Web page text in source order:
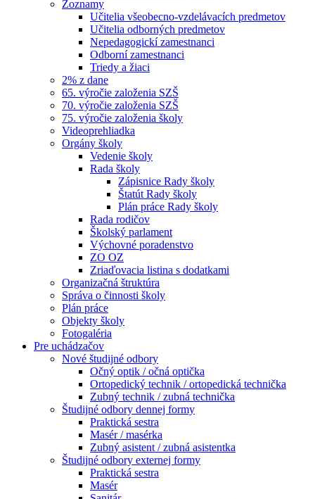
Zoznamy
Učitelia všeobecno-vzdelávacích predmetov
Učitelia odborných predmetov
Nepedagogickí zamestnanci
Odborní zamestnanci
Triedy a žiaci
2% z dane
65. výročie založenia SZŠ
70. výročie založenia SZŠ
75. výročie založenia školy
Videoprehliadka
Orgány školy
Vedenie školy
Rada školy
Zápisnice Rady školy
Štatút Rady školy
Plán práce Rady školy
Rada rodičov
Školský parlament
Výchovné poradenstvo
ZO OZ
Zriaďovacia listina s dodatkami
Organizačná štruktúra
Správa o činnosti školy
Plán práce
Objekty školy
Fotogaléria
Pre uchádzačov
Nové študijné odbory
Očný optik / očná optička
Ortopedický technik / ortopedická technička
Zubný technik / zubná technička
Študijné odbory dennej formy
Praktická sestra
Masér / masérka
Zubný asistent / zubná asistentka
Študijné odbory externej formy
Praktická sestra
Masér